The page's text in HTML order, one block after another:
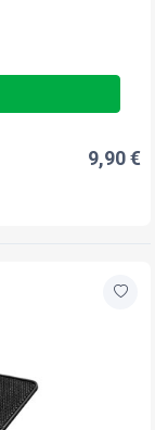
9,90 €